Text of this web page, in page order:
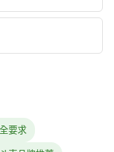
要求